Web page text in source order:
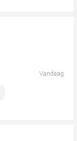
Vandaag